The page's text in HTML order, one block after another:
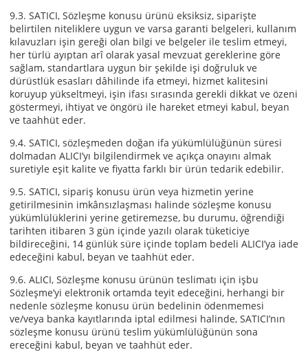
9.3. SATICI, Sözleşme konusu ürünü eksiksiz, siparişte
belirtilen niteliklere uygun ve varsa garanti belgeleri, kullanım
kılavuzları işin gereği olan bilgi ve belgeler ile teslim etmeyi,
her türlü ayıptan arî olarak yasal mevzuat gereklerine göre
sağlam, standartlara uygun bir şekilde işi doğruluk ve
dürüstlük esasları dâhilinde ifa etmeyi, hizmet kalitesini
koruyup yükseltmeyi, işin ifası sırasında gerekli dikkat ve özeni
göstermeyi, ihtiyat ve öngörü ile hareket etmeyi kabul, beyan
ve taahhüt eder.
9.4. SATICI, sözleşmeden doğan ifa yükümlülüğünün süresi
dolmadan ALICI’yı bilgilendirmek ve açıkça onayını almak
suretiyle eşit kalite ve fiyatta farklı bir ürün tedarik edebilir.
9.5. SATICI, sipariş konusu ürün veya hizmetin yerine
getirilmesinin imkânsızlaşması halinde sözleşme konusu
yükümlülüklerini yerine getiremezse, bu durumu, öğrendiği
tarihten itibaren 3 gün içinde yazılı olarak tüketiciye
bildireceğini, 14 günlük süre içinde toplam bedeli ALICI’ya iade
edeceğini kabul, beyan ve taahhüt eder.
9.6. ALICI, Sözleşme konusu ürünün teslimatı için işbu
Sözleşme’yi elektronik ortamda teyit edeceğini, herhangi bir
nedenle sözleşme konusu ürün bedelinin ödenmemesi
ve/veya banka kayıtlarında iptal edilmesi halinde, SATICI’nın
sözleşme konusu ürünü teslim yükümlülüğünün sona
ereceğini kabul, beyan ve taahhüt eder.